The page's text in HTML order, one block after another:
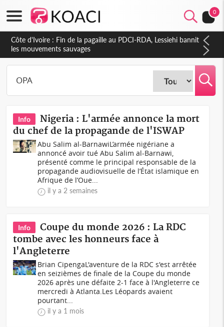
0
Côte d'Ivoire : Ouattara promet des sanctions contre les
déguerpissements illégaux
Info
Nigeria : L'armée annonce la mort
du chef de la propagande de l'ISWAP
Abu Salim al-BarnawiL’armée nigériane a
annoncé avoir tué Abu Salim al-Barnawi,
présenté comme le principal responsable de la
propagande audiovisuelle de l’État islamique en
Afrique de l’Oue...
il y a 2 semaines
Info
Coupe du monde 2026 : La RDC
tombe avec les honneurs face à
l'Angleterre
Brian CipengaL'aventure de la RDC s'est arrêtée
en seizièmes de finale de la Coupe du monde
2026 après une défaite 2-1 face à l'Angleterre ce
mercredi à Atlanta.Les Léopards avaient
pourtant...
il y a 1 mois